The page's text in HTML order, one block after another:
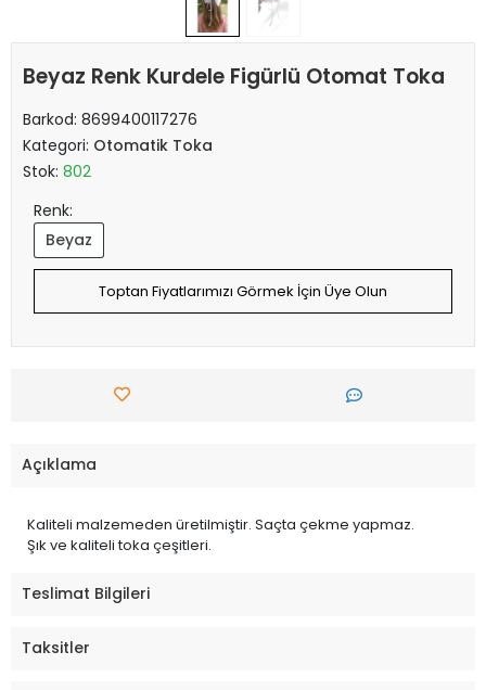
Beyaz Renk Kurdele Figürlü Otomat Toka
Barkod: 8699400117276
Kategori: Otomatik Toka
Stok: 802
Renk:
Beyaz
Toptan Fiyatlarımızı Görmek İçin Üye Olun
Açıklama
Kaliteli malzemeden üretilmiştir. Saçta çekme yapmaz.
Şık ve kaliteli toka çeşitleri.
Teslimat Bilgileri
Taksitler